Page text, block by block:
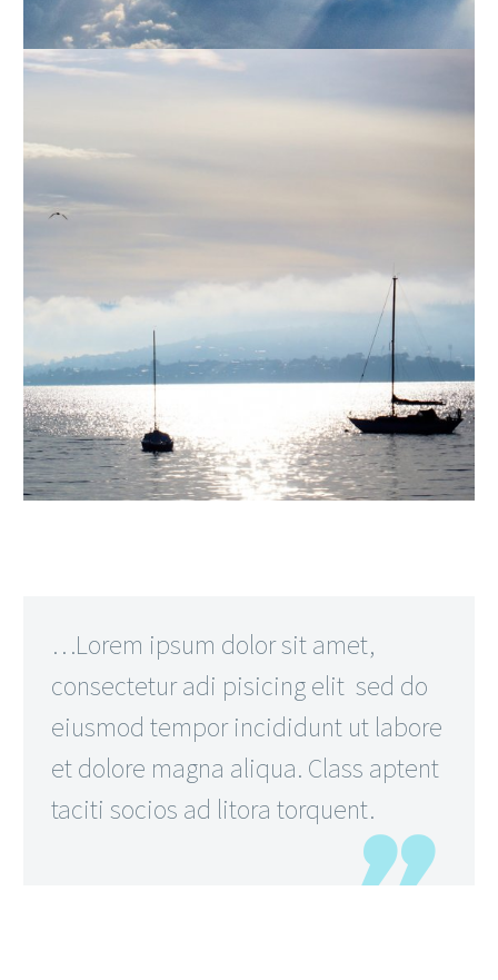
…Lorem ipsum dolor sit amet,
consectetur adi pisicing elit sed do
eiusmod tempor incididunt ut labore
et dolore magna aliqua. Class aptent
taciti socios ad litora torquent.